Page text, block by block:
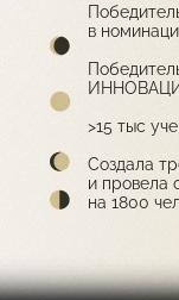
в
>15 тыс
Создала
и провела
на 1800